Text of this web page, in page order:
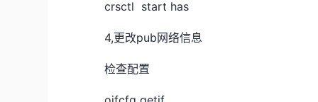
crsctl start has
4,更改pub网络信息
检查配置